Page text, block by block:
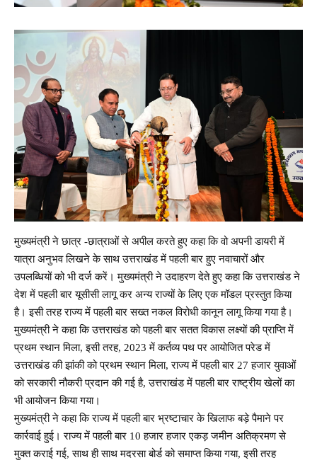
मुख्यमंत्री ने छात्र -छात्राओं से अपील करते हुए कहा कि वो अपनी डायरी में
यात्रा अनुभव लिखने के साथ उत्तराखंड में पहली बार हुए नवाचारों और
उपलब्धियों को भी दर्ज करें। मुख्यमंत्री ने उदाहरण देते हुए कहा कि उत्तराखंड ने
देश में पहली बार यूसीसी लागू कर अन्य राज्यों के लिए एक मॉडल प्रस्तुत किया
है। इसी तरह राज्य में पहली बार सख्त नकल विरोधी कानून लागू किया गया है।
मुख्यमंत्री ने कहा कि उत्तराखंड को पहली बार सतत विकास लक्ष्यों की प्राप्ति में
प्रथम स्थान मिला, इसी तरह, 2023 में कर्तव्य पथ पर आयोजित परेड में
उत्तराखंड की झांकी को प्रथम स्थान मिला, राज्य में पहली बार 27 हजार युवाओं
को सरकारी नौकरी प्रदान की गई है, उत्तराखंड में पहली बार राष्ट्रीय खेलों का
भी आयोजन किया गया।
मुख्यमंत्री ने कहा कि राज्य में पहली बार भ्रष्टाचार के खिलाफ बड़े पैमाने पर
कार्रवाई हुई। राज्य में पहली बार 10 हजार हजार एकड़ जमीन अतिक्रमण से
मुक्त कराई गई, साथ ही साथ मदरसा बोर्ड को समाप्त किया गया, इसी तरह